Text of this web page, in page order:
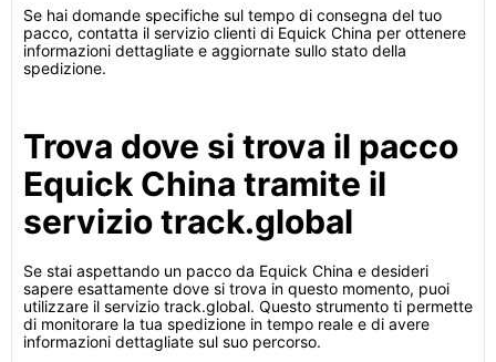
Se hai domande specifiche sul tempo di consegna del tuo
pacco, contatta il servizio clienti di Equick China per ottenere
informazioni dettagliate e aggiornate sullo stato della
spedizione.
Trova dove si trova il pacco
Equick China tramite il
servizio track.global
Se stai aspettando un pacco da Equick China e desideri
sapere esattamente dove si trova in questo momento, puoi
utilizzare il servizio track.global. Questo strumento ti permette
di monitorare la tua spedizione in tempo reale e di avere
informazioni dettagliate sul suo percorso.